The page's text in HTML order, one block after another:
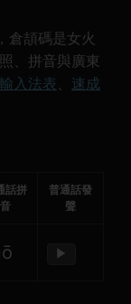
倉頡碼是女火
、拼音與廣東
入法表、 速成
話拼
音
普通話發
聲
▶